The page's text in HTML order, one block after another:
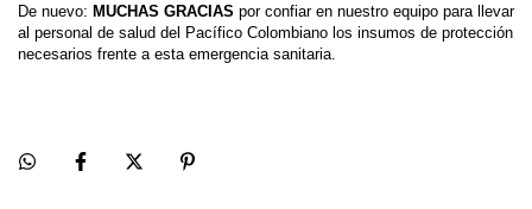
De nuevo: MUCHAS GRACIAS por confiar en nuestro equipo para llevar
al personal de salud del Pacífico Colombiano los insumos de protección
necesarios frente a esta emergencia sanitaria.